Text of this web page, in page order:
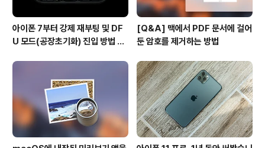
아이폰 7부터 강제 재부팅 및 DF
U 모드(공장초기화) 진입 방법 변
[Q&A] 맥에서 PDF 문서에 걸어
둔 암호를 제거하는 방법